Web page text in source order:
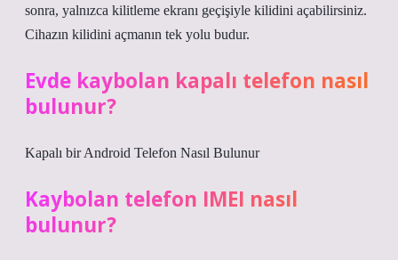
sonra, yalnızca kilitleme ekranı geçişiyle kilidini açabilirsiniz.
Cihazın kilidini açmanın tek yolu budur.
Evde kaybolan kapalı telefon nasıl
bulunur?
Kapalı bir Android Telefon Nasıl Bulunur
Kaybolan telefon IMEI nasıl
bulunur?